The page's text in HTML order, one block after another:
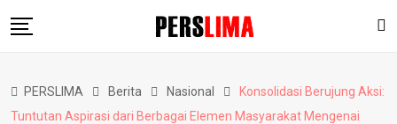
to
Pendidikan
PERSLIMA Berita Nasional
Konsolidasi Berujung Aksi:
Tuntutan Aspirasi dari Berbagai Elemen Masyarakat Mengenai